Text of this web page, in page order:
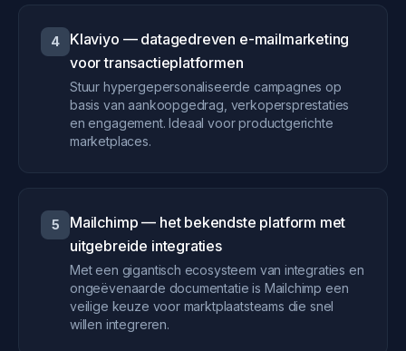
4
Klaviyo — datagedreven e-mailmarketing
voor transactieplatformen
Stuur hypergepersonaliseerde campagnes op
basis van aankoopgedrag, verkopersprestaties
en engagement. Ideaal voor productgerichte
marketplaces.
5
Mailchimp — het bekendste platform met
uitgebreide integraties
Met een gigantisch ecosysteem van integraties en
ongeëvenaarde documentatie is Mailchimp een
veilige keuze voor marktplaatsteams die snel
willen integreren.